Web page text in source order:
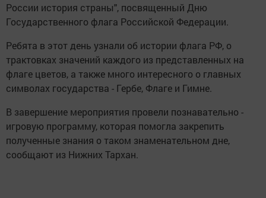
России история страны", посвященный Дню
Государственного флага Российской Федерации.
Ребята в этот день узнали об истории флага РФ, о
трактовках значений каждого из представленных на
флаге цветов, а также много интересного о главных
символах государства - Гербе, Флаге и Гимне.
В завершение мероприятия провели познавательно -
игровую программу, которая помогла закрепить
полученные знания о таком знаменательном дне,
сообщают из Нижних Тархан.